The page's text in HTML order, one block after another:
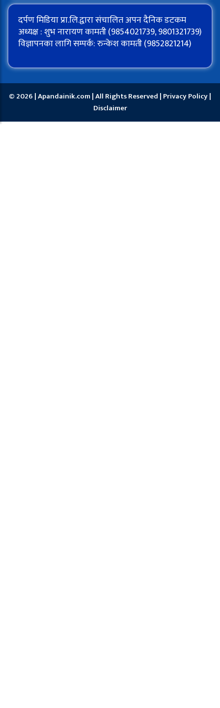
दर्पण मिडिया प्रा.लि.द्वारा संचालित अपन दैनिक डटकम
अध्यक्ष : शुभ नारायण कामती (9854021739, 9801321739)
विज्ञापनका लागि सम्पर्क: रुन्केश कामती (9852821214)
© 2026 | Apandainik.com | All Rights Reserved | Privacy Policy|
Disclaimer